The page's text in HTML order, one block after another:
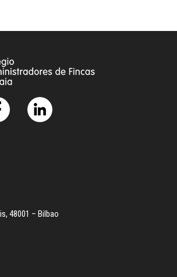
48001 – Bilbao